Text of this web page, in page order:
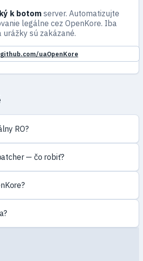
k botom server. Automatizujte
legálne cez OpenKore. Iba
urážky sú zakázané.
github.com/uaOpenKore
RO?
— čo robiť?